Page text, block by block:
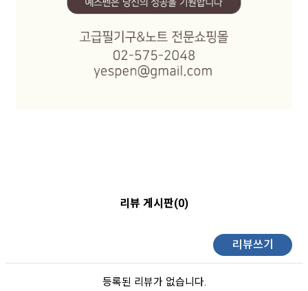
리뷰 게시판(0)
리뷰쓰기
등록된 리뷰가 없습니다.